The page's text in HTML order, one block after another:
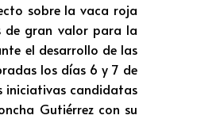
sobre la vaca roja
de gran valor para la
el desarrollo de las
los días 6 y 7 de
iniciativas candidatas
Gutiérrez con su